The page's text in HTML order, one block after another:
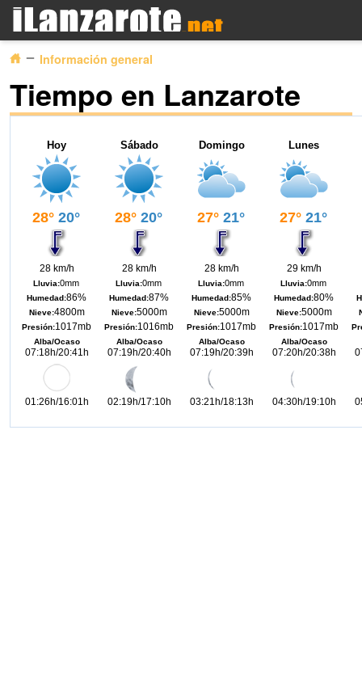
Información general
Tiempo en Lanzarote